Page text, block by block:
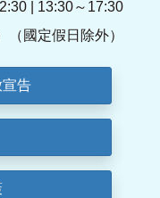
| 13:30～17:30
（國定假日除外）
告